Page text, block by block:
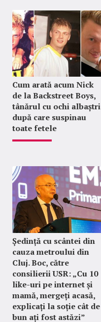
Cum arată acum Nick
de la Backstreet Boys,
tânărul cu ochi albaștri
după care suspinau
toate fetele
Ședință cu scântei din
cauza metroului din
Cluj. Boc, către
consilierii USR: „Cu 10
like-uri pe internet și
mamă, mergeți acasă,
explicați la soție cât de
bun ați fost astăzi”